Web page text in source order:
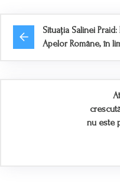
Situația Salinei
Apelor Române, în
nu este